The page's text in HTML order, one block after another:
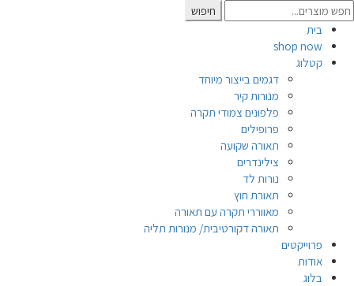
Search
for:
חיפוש
בית
shop now
קטלוג
דגמים בייצור מיוחד
מנורות קיר
פלפונים צמודי תקרה
פרופילים
תאורה שקועה
צילינדרים
נורות לד
תאורת חוץ
מאווררי תקרה עם תאורה
תאורה דקורטיבית/ מנורות תליה
פרוייקטים
אודות
בלוג